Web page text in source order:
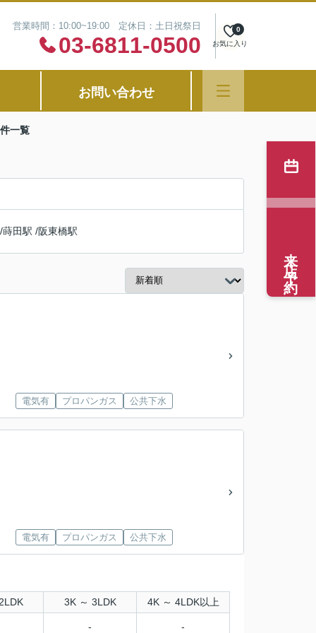
営業時間：10:00~19:00 定休日：土日祝祭日
03-6811-0500 お気に入り
0
お問い合わせ
一覧
蒔田駅 /阪東橋駅
電気有 プロパンガス 公共下水
電気有 プロパンガス 公共下水
3K ～ 3LDK 4K ～ 4LDK以上
- -
来店予約